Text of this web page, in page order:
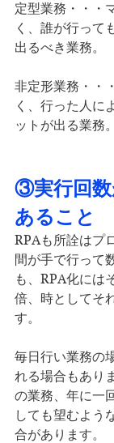
定型業務・・・
く、誰が行って
出るべき業務。
非定形業務・・
く、行った人に
ットが出る業務。
③実行回数
あること
RPAも所詮はプ
間が手で行って
も、RPA化には
倍、時としてそ
す。
毎日行い業務の
れる場合もあり
の業務、年に一
しても望むよう
合があります。